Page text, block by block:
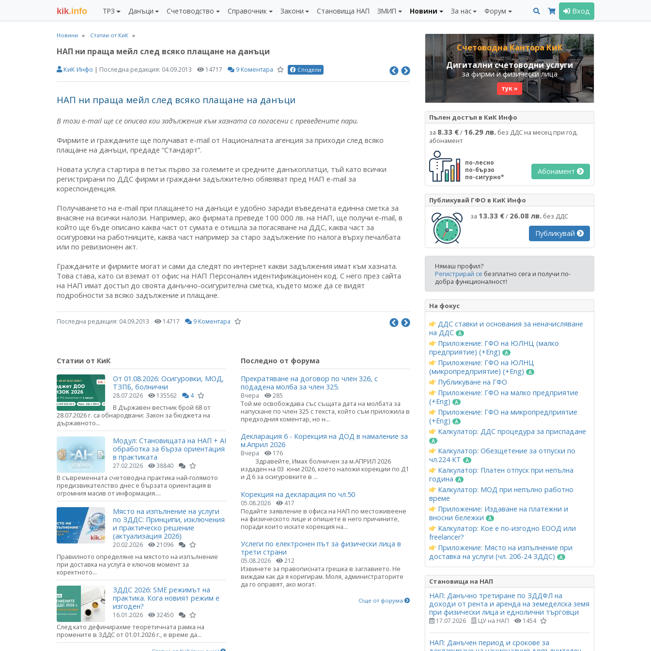
kik.info ТРЗ Данъци Счетоводство Справочник Закони Становища НАП ЗМИП Новини За нас Форум Вход
Новини Статии от КиК
НАП ни праща мейл след всяко плащане на данъци
КиК Инфо | Последна редакция: 04.09.2013 14717 9 Коментара Сподели
НАП ни праща мейл след всяко плащане на данъци
В този e-mail ще се описва кои задължения към хазната са погасени с преведените пари.
Фирмите и гражданите ще получават e-mail от Националната агенция за приходи след всяко
плащане на данъци, предаде “Стандарт”.
Новата услуга стартира в петък първо за големите и средните данъкоплатци, тъй като всички
регистрирани по ДДС фирми и граждани задължително обявяват пред НАП e-mail за
кореспонденция.
Получаването на e-mail при плащането на данъци е удобно заради въведената единна сметка за
внасяне на всички налози. Например, ако фирмата преведе 100 000 лв. на НАП, ще получи e-mail, в
който ще бъде описано каква част от сумата е отишла за погасяване на ДДС, каква част за
осигуровки на работниците, каква част например за старо задължение по налога върху печалбата
или по ревизионен акт.
Гражданите и фирмите могат и сами да следят по интернет какви задължения имат към хазната.
Това става, като си вземат от офис на НАП Персонален идентификационен код. С него през сайта
на НАП имат достъп до своята данъчно-осигурителна сметка, където може да се видят
подробности за всяко задължение и плащане.
Последна редакция: 04.09.2013 14717 9 Коментара
Статии от КиК
От 01.08.2026: Осигуровки, МОД,
ТЗПБ, болнични
28.07.2026 135562 4
В Държавен вестник брой 68 от
28.07.2026 г. са обнародвани: Закон за бюджета на
държавното...
Модул: Становищата на НАП + AI
обработка за бърза ориентация
в практиката
27.02.2026 38840
В съвременната счетоводна практика най-голямото
предизвикателство днес е бързата ориентация в
огромния масив от информация....
Място на изпълнение на услуги
по ЗДДС: Принципи, изключения
и практическо решение
(актуализация 2026)
20.02.2026 21096
Правилното определяне на мястото на изпълнение
при доставка на услуга е ключов момент за
коректното...
ЗДДС 2026: SME режимът на
практика. Кога новият режим е
изгоден?
16.01.2026 32450
След като дефинирахме теоретичната рамка на
промените в ЗДДС от 01.01.2026 г., е време да...
Последно от форума
Прекратяване на договор по член 326, с
подадена молба за член 325.
Вчера 285
Той ме освобождава със същата дата на молбата за
напускане по член 325 с текста, който съм приложила в
предходния коментар, но н...
Декларация 6 - Корекция на ДОД в намаление за
м.Април 2026
Вчера 176
Здравейте, Имах болничен за м.АПРИЛ 2026
издаден на 03 юни 2026, което наложи корекции по Д1
и Д 6 за осигуровките в ...
Корекция на декларация по чл.50
05.08.2026 417
Подайте заявление в офиса на НАП по местоживеене
на физическото лице и опишете в него причините,
поради които искате корекция на...
Услеги по електронен път за физически лица в
трети страни
05.08.2026 212
Извинете за правописната грешка в заглавието. Не
виждам как да я коригирам. Моля, администраторите
да го оправят, ако могат.
Още от форума
Счетоводна Кантора КиК
Дигитални счетоводни услуги
за фирми и физически лица
тук »
Пълен достъп в КиК Инфо
за 8.33 €/ 16.29 лв. без ДДС на месец при год.
абонамент
по-лесно
по-бързо
по-сигурно*
Абонамент
Публикувай ГФО в КиК Инфо
за 13.33 €/ 26.08 лв. без ДДС
Публикувай
Нямаш профил?
Регистрирай се безплатно сега и получи по-
добра функционалност!
На фокус
ДДС ставки и основания за неначисляване
на ДДС
Приложение: ГФО на ЮЛНЦ (малко
предприятие) (+Eng)
Приложение: ГФО на ЮЛНЦ
(микропредприятие) (+Eng)
Публикуване на ГФО
Приложение: ГФО на малко предприятие
(+Eng)
Приложение: ГФО на микропредприятие
(+Eng)
Калкулатор: ДДС процедура за приспадане
Калкулатор: Обезщетение за отпуски по
чл.224 КТ
Калкулатор: Платен отпуск при непълна
година
Калкулатор: МОД при непълно работно
време
Приложение: Издаване на платежни и
вносни бележки
Калкулатор: Кое е по-изгодно ЕООД или
freelancer?
Приложение: Място на изпълнение при
доставка на услуги (чл. 20б-24 ЗДДС)
Становища на НАП
НАП: Данъчно третиране по ЗДДФЛ на
доходи от рента и аренда на земеделска земя
при физически лица и еднолични търговци
17.07.2026 ЦУ на НАП 1454
НАП: Данъчен период и срокове за